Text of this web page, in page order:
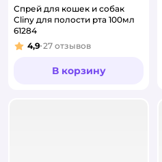
Спрей для кошек и собак
Cliny для полости рта 100мл
61284
Рейтинг:
4,9 27 отзывов
В корзину